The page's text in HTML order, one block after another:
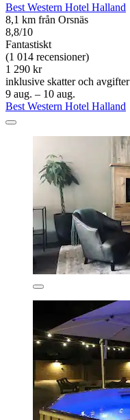
Best Western Hotel Halland
8,1 km från Orsnäs
8,8/10
Fantastiskt
(1 014 recensioner)
1 290 kr
inklusive skatter och avgifter
9 aug. – 10 aug.
Best Western Hotel Halland